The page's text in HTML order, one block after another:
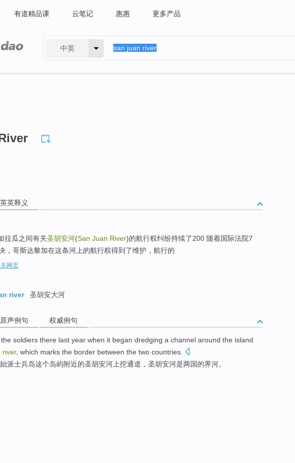
有道精品课 云笔记 惠惠 更多产品
中英
英英释义
拉瓜之间有关圣胡安河(San Juan River)的航行权纠纷持续了200 随着国际法院7
，哥斯达黎加在这条河上的航行权得到了维护，航行的
网页
river
圣胡安大河
原声例句 权威例句
the soldiers there last year when it began dredging a channel around the island
river, which marks the border between the two countries.
派士兵岛这个岛屿附近的圣胡安河上挖通道 ，圣胡安河是两国的界河。